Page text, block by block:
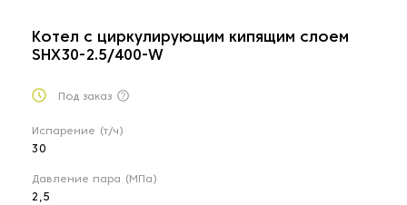
Котел с циркулирующим кипящим слоем
SHX30-2.5/400-W
Под заказ
Испарение (т/ч)
30
Давление пара (МПа)
2,5